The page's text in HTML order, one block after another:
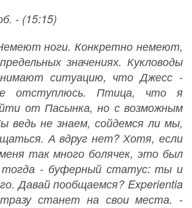
- (15:15)
ноги. Конкретно немеют,
значениях. Кукловоды
ситуацию, что Джесс -
отступлюсь. Птица, что я
от Пасынка, но с возможным
ведь не знаем, сойдемся ли мы,
А вдруг нет? Хотя, если
так много болячек, это был
тогда - буферный статус: ты и
Давай пообщаемся? Experientia
станет на свои места. -